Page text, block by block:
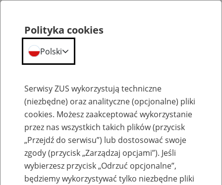
Szkolenia
Polityka cookies
Polski
Serwisy ZUS wykorzystują techniczne
(niezbędne) oraz analityczne (opcjonalne) pliki
cookies. Możesz zaakceptować wykorzystanie
przez nas wszystkich takich plików (przycisk
„Przejdź do serwisu”) lub dostosować swoje
zgody (przycisk „Zarządzaj opcjami”). Jeśli
wybierzesz przycisk „Odrzuć opcjonalne”,
będziemy wykorzystywać tylko niezbędne pliki